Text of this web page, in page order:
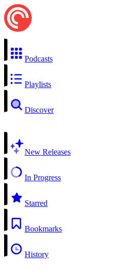
Podcasts
Playlists
Discover
New Releases
In Progress
Starred
Bookmarks
History